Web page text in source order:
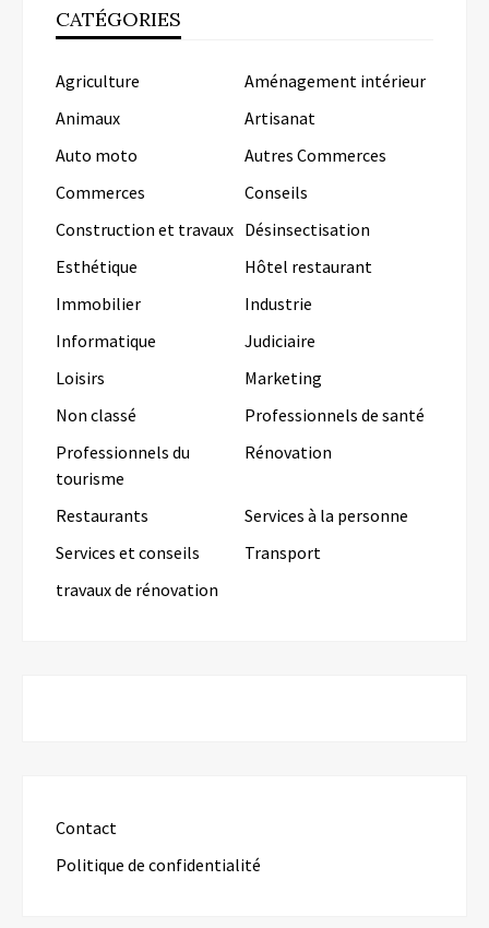
CATÉGORIES
Agriculture
Aménagement intérieur
Animaux
Artisanat
Auto moto
Autres Commerces
Commerces
Conseils
Construction et travaux Désinsectisation
Esthétique
Hôtel restaurant
Immobilier
Industrie
Informatique
Judiciaire
Loisirs
Marketing
Non classé
Professionnels de santé
Professionnels du
tourisme
Rénovation
Restaurants
Services à la personne
Services et conseils
Transport
travaux de rénovation
Contact
Politique de confidentialité